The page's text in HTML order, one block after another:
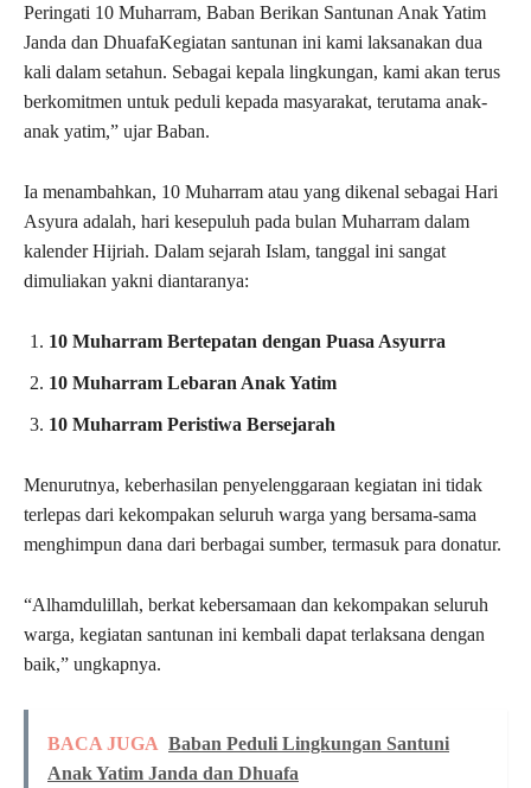
Peringati 10 Muharram, Baban Berikan Santunan Anak Yatim
Janda dan DhuafaKegiatan santunan ini kami laksanakan dua
kali dalam setahun. Sebagai kepala lingkungan, kami akan terus
berkomitmen untuk peduli kepada masyarakat, terutama anak-
anak yatim,” ujar Baban.
Ia menambahkan, 10 Muharram atau yang dikenal sebagai Hari
Asyura adalah, hari kesepuluh pada bulan Muharram dalam
kalender Hijriah. Dalam sejarah Islam, tanggal ini sangat
dimuliakan yakni diantaranya:
10 Muharram Bertepatan dengan Puasa Asyurra
10 Muharram Lebaran Anak Yatim
10 Muharram Peristiwa Bersejarah
Menurutnya, keberhasilan penyelenggaraan kegiatan ini tidak
terlepas dari kekompakan seluruh warga yang bersama-sama
menghimpun dana dari berbagai sumber, termasuk para donatur.
“Alhamdulillah, berkat kebersamaan dan kekompakan seluruh
warga, kegiatan santunan ini kembali dapat terlaksana dengan
baik,” ungkapnya.
BACA JUGA Baban Peduli Lingkungan Santuni
Anak Yatim Janda dan Dhuafa